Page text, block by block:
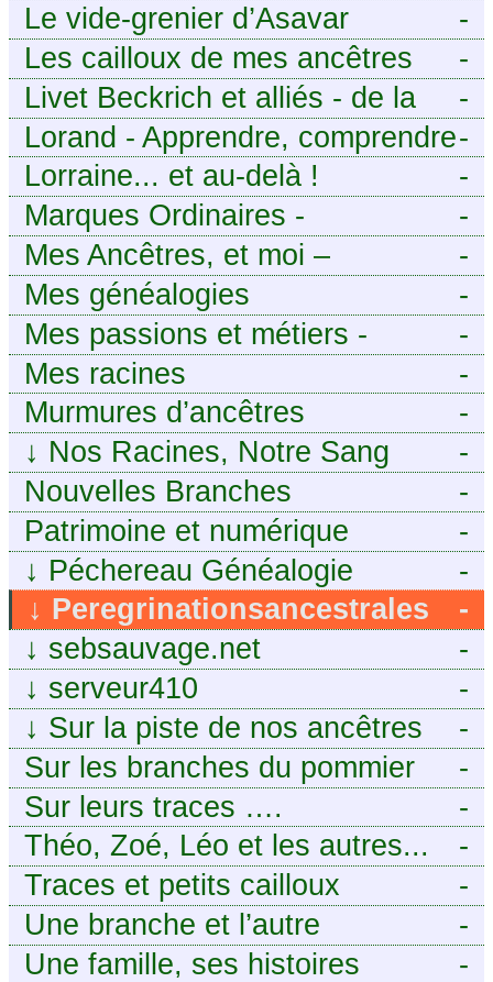
-
Le vide-grenier d’Asavar
-
Les cailloux de mes ancêtres
-
Livet Beckrich et alliés - de la
généalogie à l’écriture.
-
Lorand - Apprendre, comprendre
et transmettre pour exister.
(Descartes)
-
Lorraine... et au-delà !
-
Marques Ordinaires -
Généalogie de Moselle et
d’ailleurs
-
Mes Ancêtres, et moi –
Découvrez mes aïeux en Ille-et-
Vilaine et ailleurs
-
Mes généalogies
-
Mes passions et métiers -
Généalogie et Tir à l’Arc
-
Mes racines
-
Murmures d’ancêtres
-
↓ Nos Racines, Notre Sang
-
Nouvelles Branches
-
Patrimoine et numérique
-
↓ Péchereau Généalogie
-
↓ Peregrinationsancestrales
-
↓ sebsauvage.net
-
↓ serveur410
-
↓ Sur la piste de nos ancêtres
en Périgord.
-
Sur les branches du pommier
-
Sur leurs traces ….
-
Théo, Zoé, Léo et les autres...
-
Traces et petits cailloux
-
Une branche et l’autre
-
Une famille, ses histoires